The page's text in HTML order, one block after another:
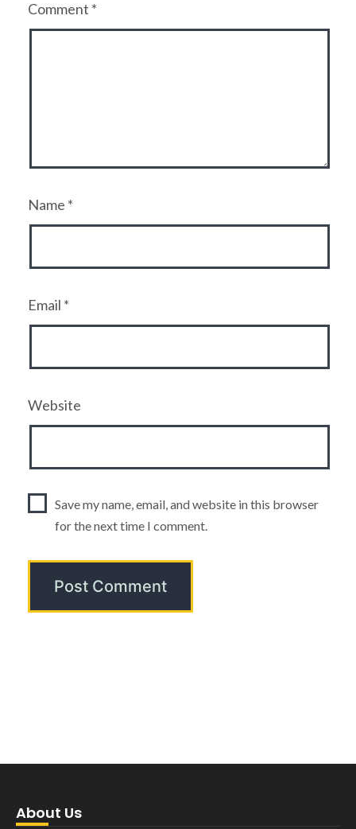
Comment *
Name *
Email *
Website
Save my name, email, and website in this browser
for the next time I comment.
About Us